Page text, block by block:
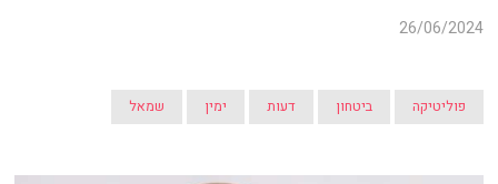
26/06/2024
פוליטיקה ביטחון דעות ימין שמאל